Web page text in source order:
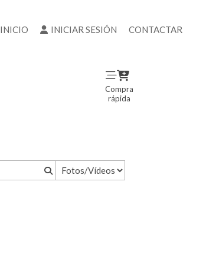
INICIO INICIAR SESIÓN CONTACTAR
Compra
rápida